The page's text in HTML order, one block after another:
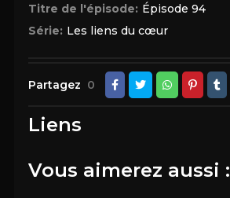
Titre de l'épisode: Épisode 94
Série: Les liens du cœur
Partagez 0
Liens
Vous aimerez aussi :